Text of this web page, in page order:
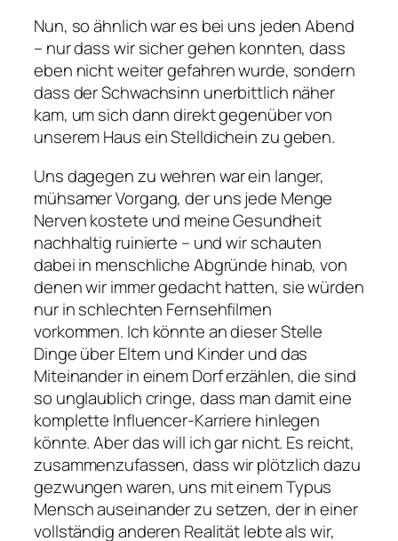
Nun, so ähnlich war es bei uns jeden Abend
– nur dass wir sicher gehen konnten, dass
eben nichtweiter gefahren wurde, sondern
dass der Schwachsinn unerbittlich näher
kam, um sich dann direkt gegenüber von
unserem Haus ein Stelldichein zu geben.
Uns dagegen zu wehren war ein langer,
mühsamer Vorgang, der uns jede Menge
Nerven kostete und meine Gesundheit
nachhaltig ruinierte – und wir schauten
dabei in menschliche Abgründe hinab, von
denen wir immer gedacht hatten, sie würden
nur in schlechten Fernsehfilmen
vorkommen. Ich könnte an dieser Stelle
Dinge über Eltern und Kinder und das
Miteinander in einem Dorf erzählen, die sind
so unglaublichcringe, dass man damit eine
komplette Influencer-Karriere hinlegen
könnte. Aber das will ich gar nicht. Es reicht,
zusammenzufassen, dass wir plötzlich dazu
gezwungen waren, uns mit einem Typus
Mensch auseinander zu setzen, der in einer
vollständig anderen Realität lebte als wir,